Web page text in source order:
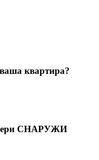
квартира?
СНАРУЖИ